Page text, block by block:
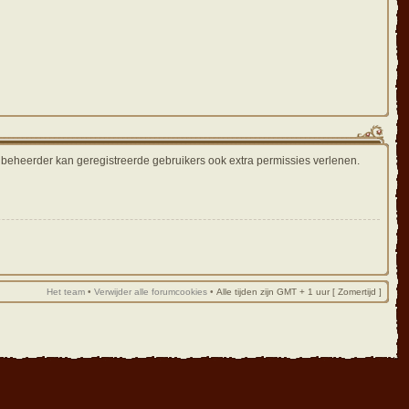
kan geregistreerde gebruikers ook extra permissies verlenen.
Het team • Verwijder alle forumcookies • Alle tijden zijn GMT + 1 uur [ Zomertijd ]